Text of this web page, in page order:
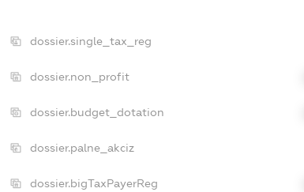
dossier.single_tax_reg
dossier.non_profit
dossier.budget_dotation
dossier.palne_akciz
dossier.bigTaxPayerReg